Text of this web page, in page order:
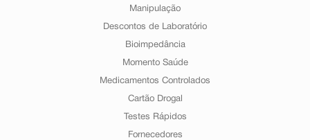
Manipulação
Descontos de Laboratório
Bioimpedância
Momento Saúde
Medicamentos Controlados
Cartão Drogal
Testes Rápidos
Fornecedores